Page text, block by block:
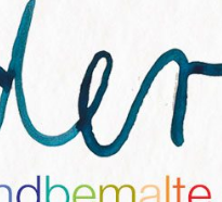
UND KREATIVE BEGLEITUNG